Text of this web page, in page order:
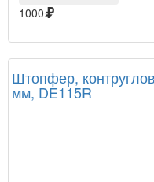
1000
Штопфер,
мм, DE115R